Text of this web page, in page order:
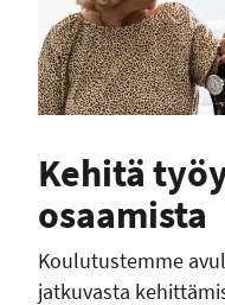
Kehitä
osaamista
Koulutustemme
jatkuvasta